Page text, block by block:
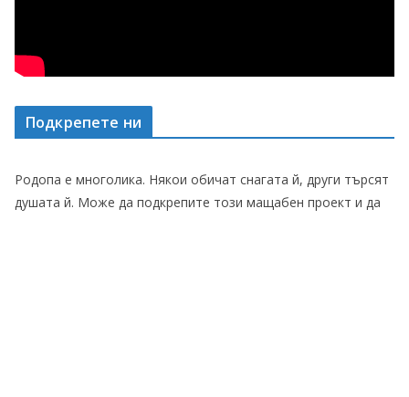
Подкрепете ни
Родопа е многолика. Някои обичат снагата й, други търсят
душата й. Може да подкрепите този мащабен проект и да